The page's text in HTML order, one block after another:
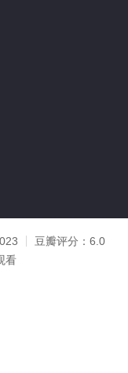
豆瓣评分： 6.0
看